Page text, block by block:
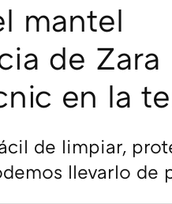
mantel
de Zara
en la
de limpiar,
llevarlo de